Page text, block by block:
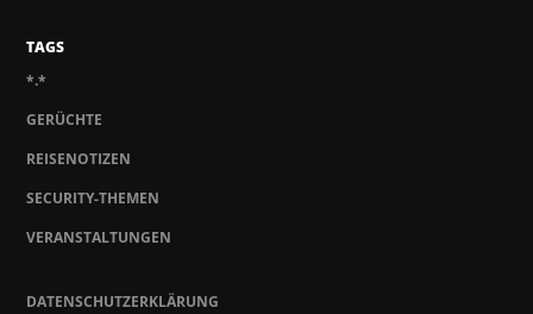
TAGS
*.*
GERÜCHTE
REISENOTIZEN
SECURITY-THEMEN
VERANSTALTUNGEN
DATENSCHUTZERKLÄRUNG